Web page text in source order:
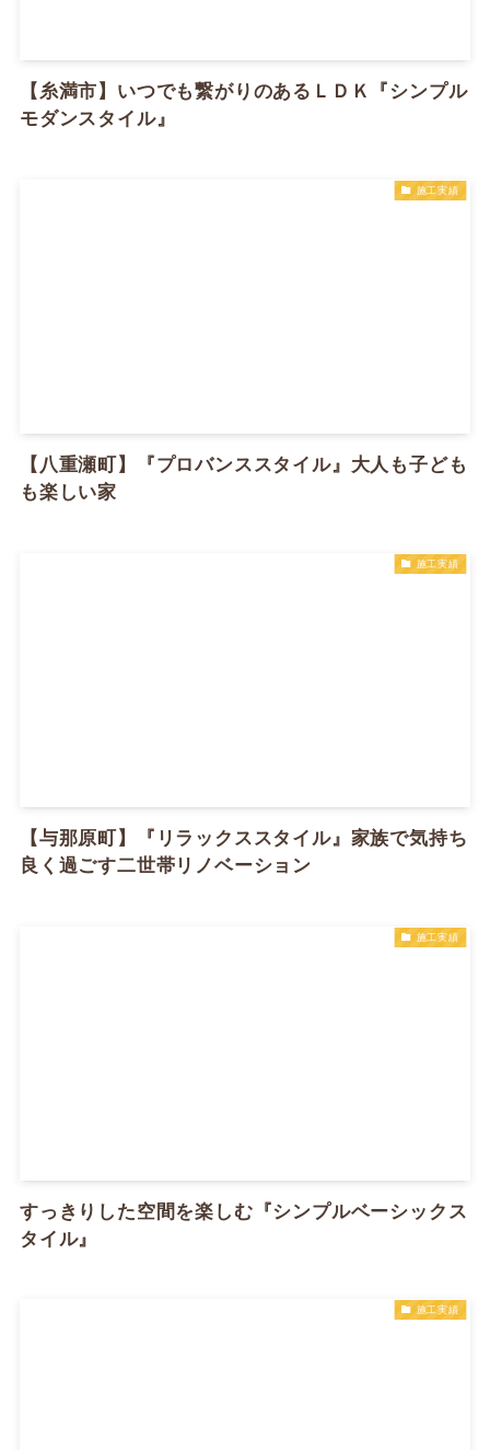
【糸満市】いつでも繋がりのあるＬＤＫ『シンプル
モダンスタイル』
施工実績
【八重瀬町】『プロバンススタイル』大人も子ども
も楽しい家
施工実績
【与那原町】『リラックススタイル』家族で気持ち
良く過ごす二世帯リノベーション
施工実績
すっきりした空間を楽しむ『シンプルベーシックス
タイル』
施工実績